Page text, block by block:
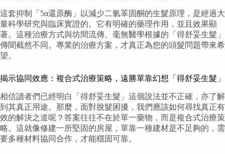
這套抑制「5α還原酶」以減少二氫睪固酮的生髮原理，是經過大
量科學研究與臨床實證的。它有明確的藥理作用，並且效果顯
著。這種治療方式與坊間流傳、毫無醫學根據的「得舒妥生髮」
傳聞截然不同。專業的治療方案，才真正為您的頭髮問題帶來希
望。
揭示協同效應：複合式治療策略，遠勝單靠幻想「得舒妥生髮」
相信讀者們已經明白「得舒妥生髮」這個說法並不正確，亦了解
到其真正用途。那麼，面對脫髮困擾，我們應該如何尋找真正有
效的解決之道呢？答案往往不在於單一藥物，而是複合式治療策
略。這就像修建一所堅固的房屋，單靠一種建材是不足夠的，需
要多種材料協同合作，才能穩固可靠。